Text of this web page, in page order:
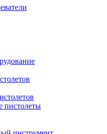
пистолеты